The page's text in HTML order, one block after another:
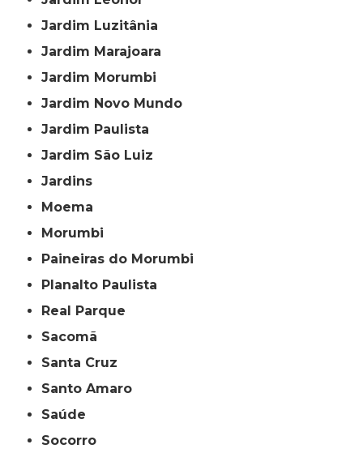
Jardim Luzitânia
Jardim Marajoara
Jardim Morumbi
Jardim Novo Mundo
Jardim Paulista
Jardim São Luiz
Jardins
Moema
Morumbi
Paineiras do Morumbi
Planalto Paulista
Real Parque
Sacomã
Santa Cruz
Santo Amaro
Saúde
Socorro